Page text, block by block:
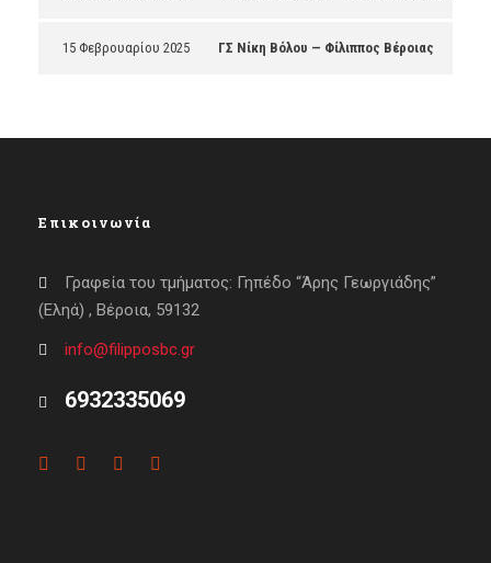
15 Φεβρουαρίου 2025 ΓΣ Νίκη Βόλου — Φίλιππος Βέροιας
Επικοινωνία
Γραφεία του τμήματος: Γηπέδο “Άρης Γεωργιάδης”
(Εληά) , Βέροια, 59132
info@filipposbc.gr
6932335069